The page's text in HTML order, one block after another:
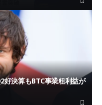
好決算もBTC事業粗利益が